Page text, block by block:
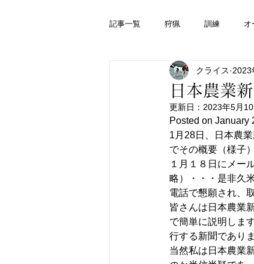
記事一覧 狩猟 訓練 オ
日本農業
クライス 2023
更新日： 2023年5月10
Posted on January
1月28日、日本農
でその概要（様子
１月１８日にメー
略）・・・是非久
電話で懇願され、
皆さんは日本農業
で簡単に説明しま
行する新聞であり
当然私は日本農業